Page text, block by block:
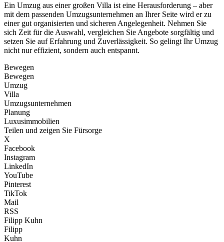
Ein Umzug aus einer großen Villa ist eine Herausforderung – aber
mit dem passenden Umzugsunternehmen an Ihrer Seite wird er zu
einer gut organisierten und sicheren Angelegenheit. Nehmen Sie
sich Zeit für die Auswahl, vergleichen Sie Angebote sorgfältig und
setzen Sie auf Erfahrung und Zuverlässigkeit. So gelingt Ihr Umzug
nicht nur effizient, sondern auch entspannt.
Bewegen
Bewegen
Umzug
Villa
Umzugsunternehmen
Planung
Luxusimmobilien
Teilen und zeigen Sie Fürsorge
X
Facebook
Instagram
LinkedIn
YouTube
Pinterest
TikTok
Mail
RSS
Filipp Kuhn
Filipp
Kuhn